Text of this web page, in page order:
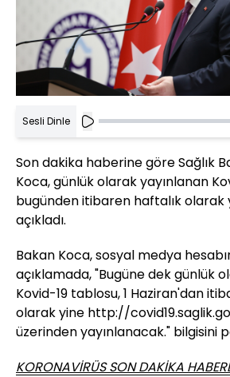
Sesli Dinle
Son dakika haberine göre Sağlık
Koca, günlük olarak yayınlanan
bugünden itibaren haftalık olarak
açıkladı.
Bakan Koca, sosyal medya
açıklamada, "Bugüne dek günlük
Kovid-19 tablosu, 1 Haziran'dan
olarak yine http://
üzerinden yayınlanacak." bilgisini
KORONAVİRÜS SON DAKİKA